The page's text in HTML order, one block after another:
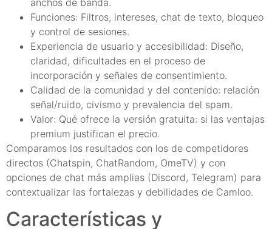
Funciones: Filtros, intereses, chat de texto, bloqueo
y control de sesiones.
Experiencia de usuario y accesibilidad: Diseño,
claridad, dificultades en el proceso de
incorporación y señales de consentimiento.
Calidad de la comunidad y del contenido: relación
señal/ruido, civismo y prevalencia del spam.
Valor: Qué ofrece la versión gratuita: si las ventajas
premium justifican el precio.
Comparamos los resultados con los de competidores
directos (Chatspin, ChatRandom, OmeTV) y con
opciones de chat más amplias (Discord, Telegram) para
contextualizar las fortalezas y debilidades de Camloo.
Características y